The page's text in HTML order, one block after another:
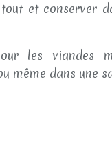
et conserver
les viandes
même dans une